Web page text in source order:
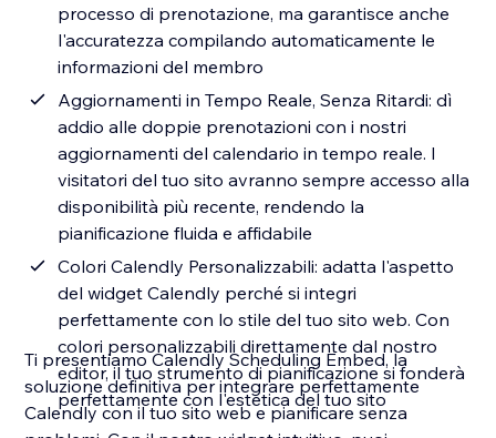
processo di prenotazione, ma garantisce anche
l'accuratezza compilando automaticamente le
informazioni del membro
Aggiornamenti in Tempo Reale, Senza Ritardi: dì
addio alle doppie prenotazioni con i nostri
aggiornamenti del calendario in tempo reale. I
visitatori del tuo sito avranno sempre accesso alla
disponibilità più recente, rendendo la
pianificazione fluida e affidabile
Colori Calendly Personalizzabili: adatta l'aspetto
del widget Calendly perché si integri
perfettamente con lo stile del tuo sito web. Con
colori personalizzabili direttamente dal nostro
editor, il tuo strumento di pianificazione si fonderà
perfettamente con l'estetica del tuo sito
Ti presentiamo Calendly Scheduling Embed, la
soluzione definitiva per integrare perfettamente
Calendly con il tuo sito web e pianificare senza